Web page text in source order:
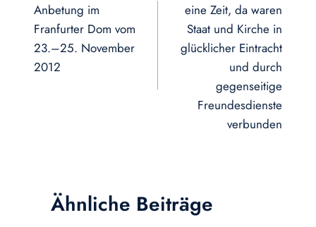
Anbetung im
Franfurter Dom vom
23.–25. November
2012
eine Zeit, da waren
Staat und Kirche in
glücklicher Eintracht
und durch
gegenseitige
Freundesdienste
verbunden
Ähnliche Beiträge